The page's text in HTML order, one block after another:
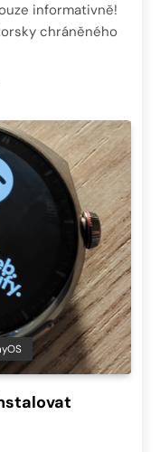
informativně!
chráněného